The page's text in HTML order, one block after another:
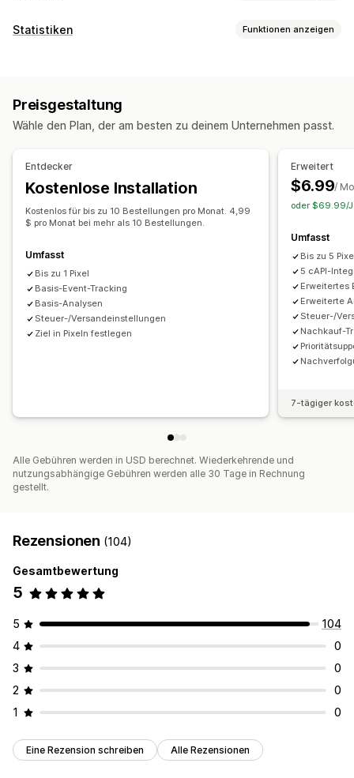
Targeting
Kampagnenmanagement
Leistungsanalyse
Interaktionskennzahlen Conversion-Tracking
Dashboards
Impressionszahlen UTM-Zuordnung Traffic-Quelle
Statistiken Funktionen anzeigen
Marketing und Vertrieb
Bildmaterial und Berichte
Analyse-Dashboard
Preisgestaltung
Wähle den Plan, der am besten zu deinem Unternehmen passt.
Entdecker
Kostenlose Installation
Kostenlos für bis zu 10 Bestellungen pro Monat. 4,99
$ pro Monat bei mehr als 10 Bestellungen.
Umfasst
Bis zu 1 Pixel
Basis-Event-Tracking
Basis-Analysen
Steuer-/Versandeinstellungen
Ziel in Pixeln festlegen
Erweitert
$6.99/
oder $69.99/
Umfasst
Bis zu 5
5 cAPI-
Erweitertes
Erweiterte
Steuer-/
Nachkauf-
7-tägiger
Alle Gebühren werden in USD berechnet. Wiederkehrende und
nutzungsabhängige Gebühren werden alle 30 Tage in Rechnung
gestellt.
Rezensionen (104)
Gesamtbewertung
5
5
104
4
0
3
0
2
0
1
0
Eine Rezension schreiben Alle Rezensionen